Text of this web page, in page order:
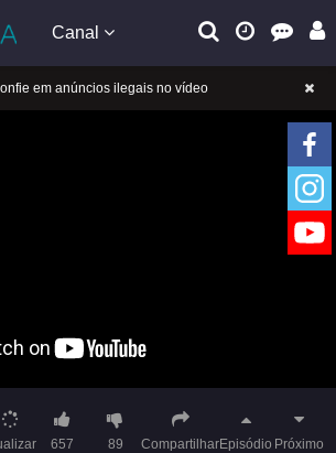
Canal
– 2 ª temporada (Legendado)-08
657 89 CompartilharEpisódio Próximo